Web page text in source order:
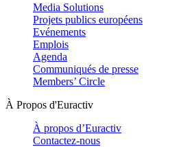
Media Solutions
Projets publics européens
Evénements
Emplois
Agenda
Communiqués de presse
Members’ Circle
À Propos d'Euractiv
À propos d’Euractiv
Contactez-nous